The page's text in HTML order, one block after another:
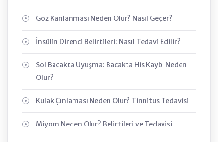
Göz Kanlanması Neden Olur? Nasıl Geçer?
İnsülin Direnci Belirtileri: Nasıl Tedavi Edilir?
Sol Bacakta Uyuşma: Bacakta His Kaybı Neden
Olur?
Kulak Çınlaması Neden Olur? Tinnitus Tedavisi
Miyom Neden Olur? Belirtileri ve Tedavisi